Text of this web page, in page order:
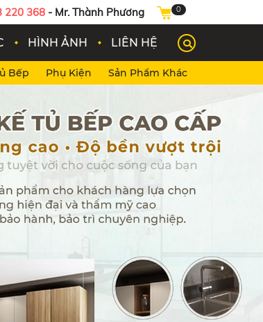
0
220 368 - Mr. Thành Phương
HÌNH ẢNH LIÊN HỆ
Bếp Phụ Kiện Sản Phẩm Khác